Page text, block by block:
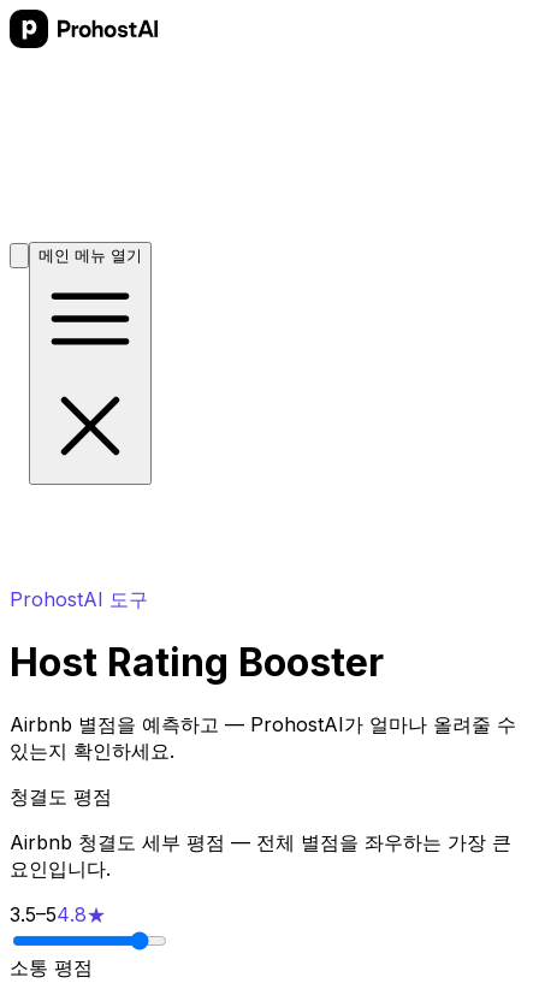
메인 메뉴 열기
ProhostAI 도구
Host Rating Booster
Airbnb 별점을 예측하고 — ProhostAI가 얼마나 올려줄 수
있는지 확인하세요.
청결도 평점
Airbnb 청결도 세부 평점 — 전체 별점을 좌우하는 가장 큰
요인입니다.
3.5–54.8★
소통 평점